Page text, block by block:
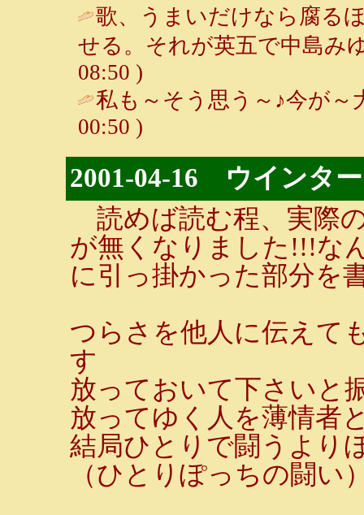
歌、うまいだけなら腐る
せる。それが英五で中島み
08:50 )
私も～そう思う～♪今が
00:50 )
2001-04-16 ウインタ
読めば読む程、実際
が無くなりました!!!な
に引っ掛かった部分を
つらさを他人に伝え
す
放っておいて下さいと
放ってゆく人を薄情者
結局ひとりで闘うより
（ひとりぽっちの闘い